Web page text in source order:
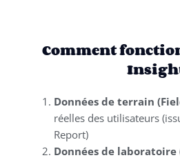
Comment
Données de terrain
réelles des utilisateurs
Report)
Données de laboratoire